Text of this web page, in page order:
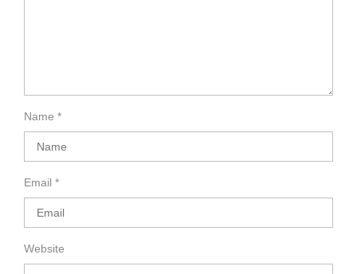
Name *
Email *
Website